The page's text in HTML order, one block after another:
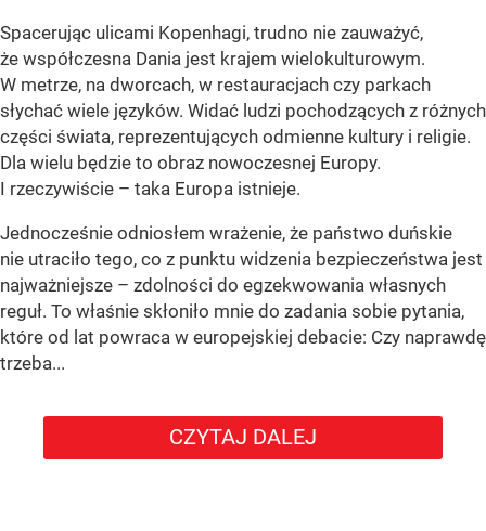
Spacerując ulicami Kopenhagi, trudno nie zauważyć,
że współczesna Dania jest krajem wielokulturowym.
W metrze, na dworcach, w restauracjach czy parkach
słychać wiele języków. Widać ludzi pochodzących z różnych
części świata, reprezentujących odmienne kultury i religie.
Dla wielu będzie to obraz nowoczesnej Europy.
I rzeczywiście – taka Europa istnieje.
Jednocześnie odniosłem wrażenie, że państwo duńskie
nie utraciło tego, co z punktu widzenia bezpieczeństwa jest
najważniejsze – zdolności do egzekwowania własnych
reguł. To właśnie skłoniło mnie do zadania sobie pytania,
które od lat powraca w europejskiej debacie: Czy naprawdę
trzeba...
CZYTAJ DALEJ